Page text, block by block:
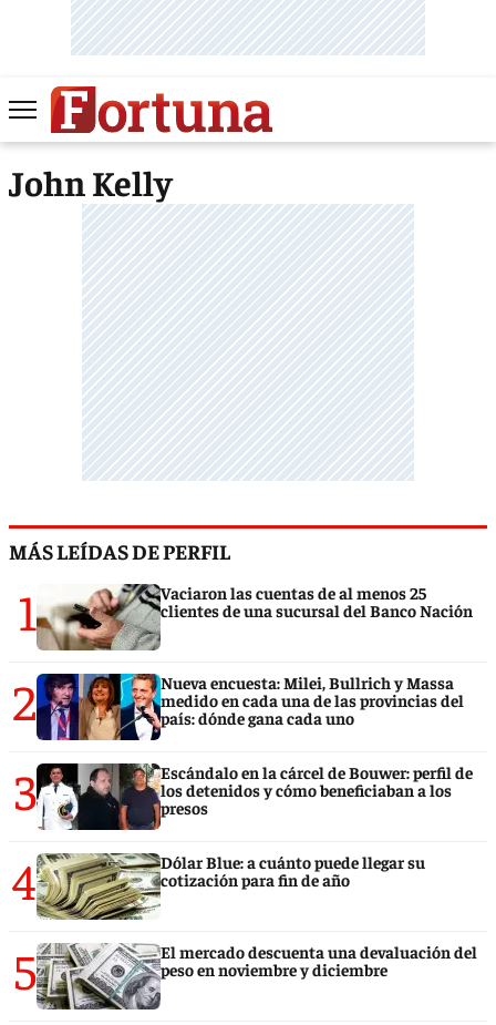
John Kelly
MÁS LEÍDAS DE PERFIL
1
Vaciaron las cuentas de al menos 25
clientes de una sucursal del Banco Nación
2
Nueva encuesta: Milei, Bullrich y Massa
medido en cada una de las provincias del
país: dónde gana cada uno
3
Escándalo en la cárcel de Bouwer: perfil de
los detenidos y cómo beneficiaban a los
presos
4
Dólar Blue: a cuánto puede llegar su
cotización para fin de año
5
El mercado descuenta una devaluación del
peso en noviembre y diciembre